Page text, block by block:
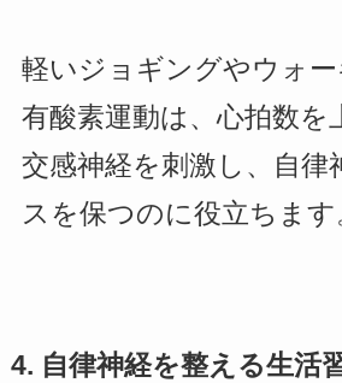
軽いジョギングやウォ
有酸素運動は、心拍数を
交感神経を刺激し、自律
スを保つのに役立ちます
4. 自律神経を整える生活